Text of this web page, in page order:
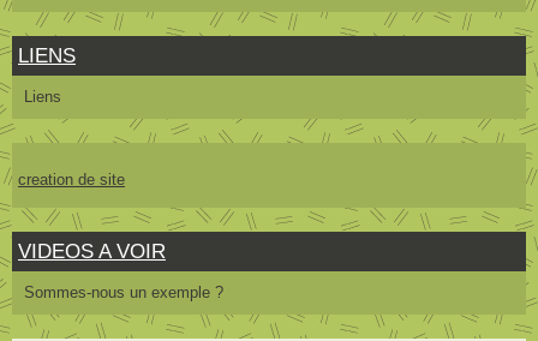
LIENS
Liens
creation de site
VIDEOS A VOIR
Sommes-nous un exemple ?